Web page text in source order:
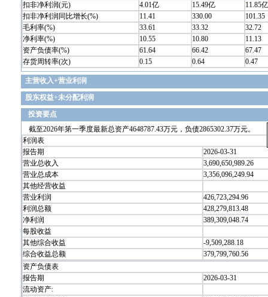
扣非净利润(元)
4.01亿 15.49亿
11.85亿
扣非净利润同比增长(%)
11.41 330.00
101.35
毛利率(%)
33.61 33.32
32.72
净利率(%)
10.55 10.80
11.13
资产负债率(%)
61.64 66.42
67.47
存货周转率(次)
0.15 0.64 0.47
主营收入+营业利润
股东权益+未分配利润
投资要点
截至2026年第一季度最新总资产4648787.43万元，负债2865302.37万元。
利润表
报告期
2026-03-31
营业总收入
3,690,650,989.26
营业总成本
3,356,096,249.94
其他经营收益
营业利润
426,723,294.96
利润总额
428,279,813.48
净利润
389,309,048.74
每股收益
其他综合收益
-9,509,288.18
综合收益总额
379,799,760.56
资产负债表
报告期
2026-03-31
流动资产: